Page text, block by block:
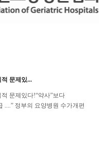
문제있...
문제있다!“약사”보다
....” 정부의 요양병원 수가개편
기록사...